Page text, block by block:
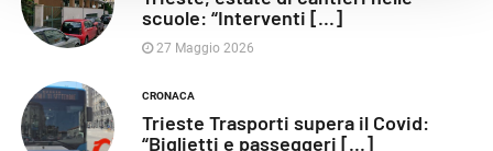
scuole: “Interventi [...]
27 Maggio 2026
CRONACA
Trieste Trasporti supera il Covid:
“Biglietti e passeggeri [...]